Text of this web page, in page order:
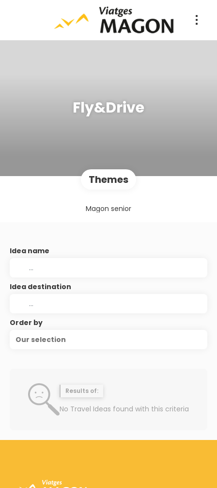
Fly&Drive
Themes
Magon senior
Idea name
Idea destination
Order by
Our selection
Results of:
No Travel Ideas found with this criteria